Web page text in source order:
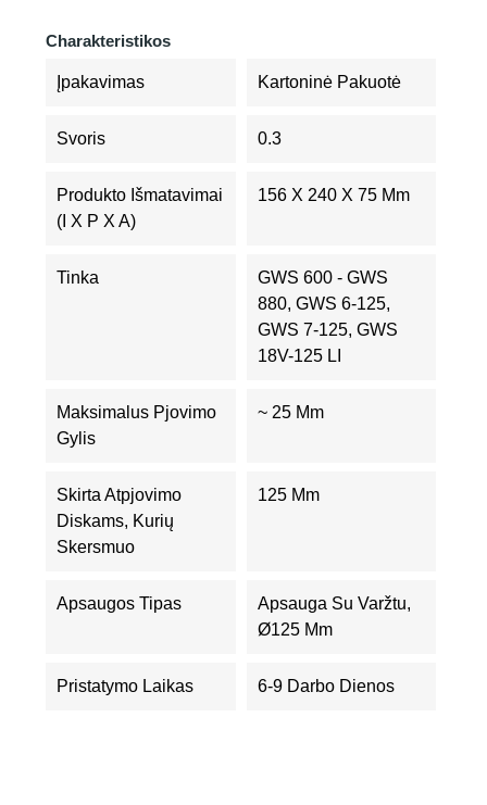
Charakteristikos
Įpakavimas Kartoninė Pakuotė
Svoris 0.3
Produkto Išmatavimai
(I X P X A)
156 X 240 X 75 Mm
Tinka
GWS 600 - GWS
880, GWS 6-125,
GWS 7-125, GWS
18V-125 LI
Maksimalus Pjovimo
Gylis
~ 25 Mm
Skirta Atpjovimo
Diskams, Kurių
Skersmuo
125 Mm
Apsaugos Tipas
Apsauga Su Varžtu,
Ø125 Mm
Pristatymo Laikas 6-9 Darbo Dienos